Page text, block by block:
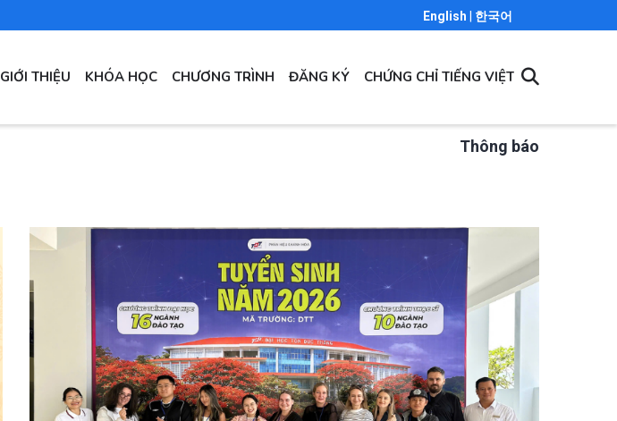
English 한국어
MAIN
NAVIGATION
GIỚI THIỆU KHÓA HỌC CHƯƠNG TRÌNH ĐĂNG KÝ CHỨNG CHỈ TIẾNG VIỆT
Thông báo